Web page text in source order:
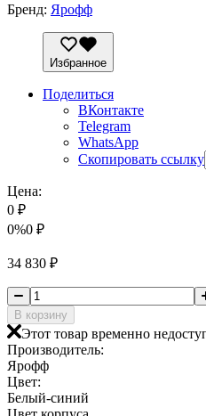
Бренд: Ярофф
Избранное
Поделиться
ВКонтакте
Telegram
WhatsApp
Скопировать ссылку
Цена:
0 ₽
0%0 ₽
34 830 ₽
В корзину
Этот товар временно
Производитель:
Ярофф
Цвет:
Белый-синий